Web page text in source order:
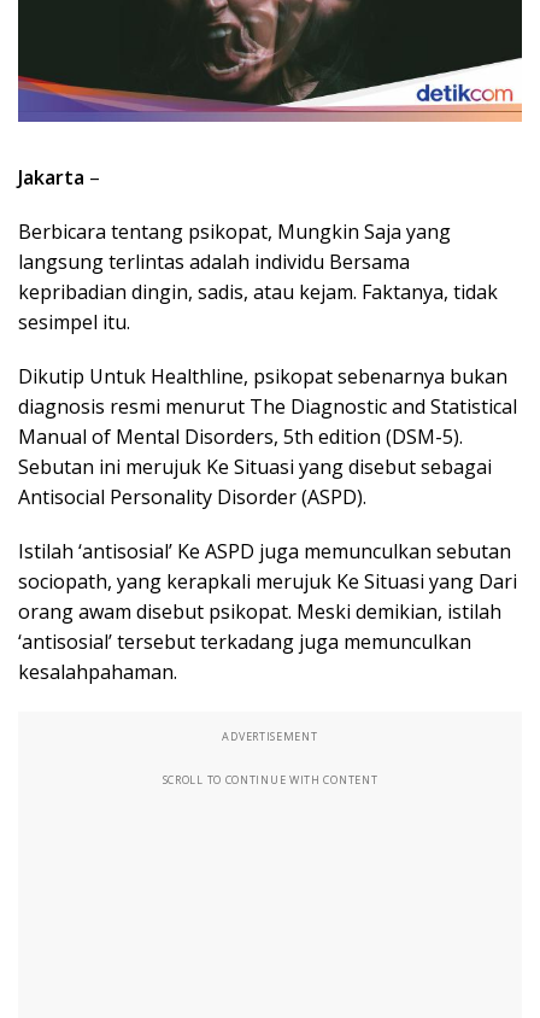
Jakarta –
Berbicara tentang psikopat, Mungkin Saja yang
langsung terlintas adalah individu Bersama
kepribadian dingin, sadis, atau kejam. Faktanya, tidak
sesimpel itu.
Dikutip Untuk Healthline, psikopat sebenarnya bukan
diagnosis resmi menurut The Diagnostic and Statistical
Manual of Mental Disorders, 5th edition (DSM-5).
Sebutan ini merujuk Ke Situasi yang disebut sebagai
Antisocial Personality Disorder (ASPD).
Istilah ‘antisosial’ Ke ASPD juga memunculkan sebutan
sociopath, yang kerapkali merujuk Ke Situasi yang Dari
orang awam disebut psikopat. Meski demikian, istilah
‘antisosial’ tersebut terkadang juga memunculkan
kesalahpahaman.
ADVERTISEMENT
SCROLL TO CONTINUE WITH CONTENT